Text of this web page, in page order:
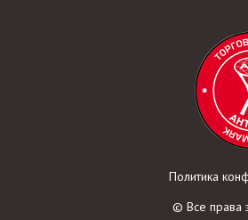
Политика
© Все права